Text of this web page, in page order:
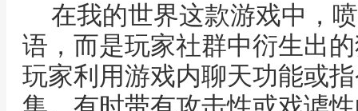
在我的世界这款游戏中，
语，而是玩家社群中衍生出
玩家利用游戏内聊天功能或